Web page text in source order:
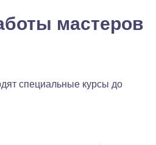
мастеров
специальные курсы до